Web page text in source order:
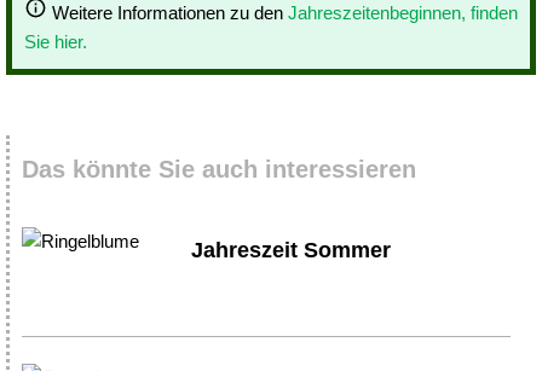
Weitere Informationen zu den Jahreszeitenbeginnen, finden
Sie hier.
Das könnte Sie auch interessieren
Jahreszeit Sommer